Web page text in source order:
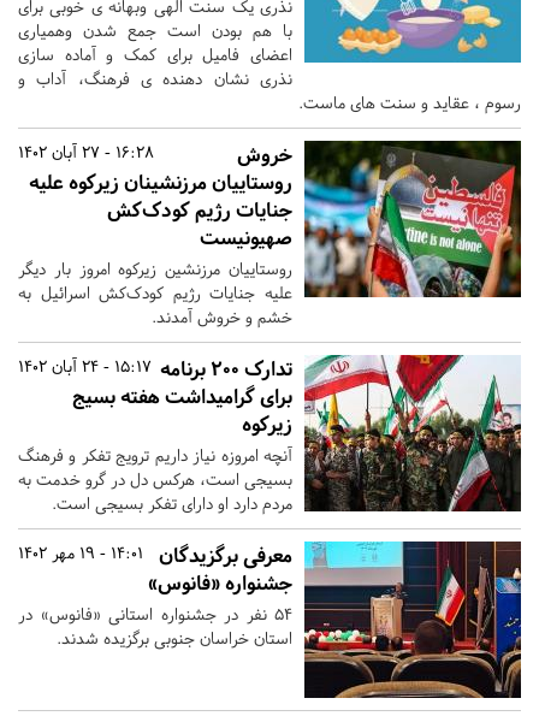
نذری یک سنت الهی وبهانه ی خوبی برای
با هم بودن است جمع شدن وهمیاری
اعضای فامیل برای کمک و آماده سازی
نذری نشان دهنده ی فرهنگ، آداب و
رسوم ، عقاید و سنت های ماست.
16:28 - 27 آبان 1402
خروش
روستاییان مرزنشینان زیرکوه علیه
جنایات رژیم کودک‌کش
صهیونیست
روستاییان مرزنشین زیرکوه امروز بار دیگر
علیه جنایات رژیم کودک‌کش اسرائیل به
خشم و خروش آمدند.
15:17 - 24 آبان 1402 تدارک 200 برنامه
برای گرامیداشت هفته بسیج
زیرکوه
آنچه امروزه نیاز داریم ترویج تفکر و فرهنگ
بسیجی است، هرکس دل در گرو خدمت به
مردم دارد او دارای تفکر بسیجی است‌.
14:01 - 19 مهر 1402
معرفی برگزیدگان
جشنواره «فانوس»
۵۴ نفر در جشنواره استانی «فانوس» در
استان خراسان جنوبی برگزیده شدند.